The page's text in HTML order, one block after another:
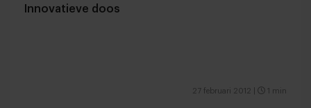
Innovatieve doos
27 februari 2012 1 min